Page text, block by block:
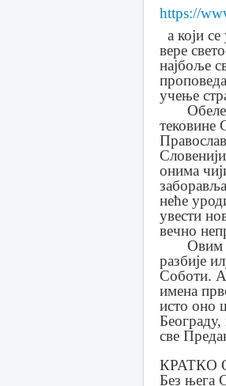
https://
а који
вере
најбоље
учење
тековине
онима
неће
увести
вечно
Овим
разбије
Соботи.
имена
исто оно
Београду,
све
КРАТКО
Без њега